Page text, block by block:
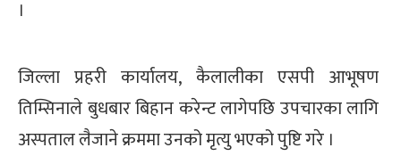
।
जिल्ला प्रहरी कार्यालय, कैलालीका एसपी आभूषण
तिम्सिनाले बुधबार बिहान करेन्ट लागेपछि उपचारका लागि
अस्पताल लैजाने क्रममा उनको मृत्यु भएको पुष्टि गरे ।